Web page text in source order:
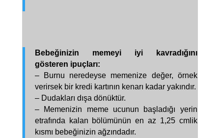
Bebeğinizin memeyi iyi kavradığını
gösteren ipuçları:
– Burnu neredeyse memenize değer, örnek
verirsek bir kredi kartının kenarı kadar yakındır.
– Dudakları dışa dönüktür.
– Memenizin meme ucunun başladığı yerin
etrafında kalan bölümünün en az 1,25 cmlik
kısmı bebeğinizin ağzındadır.